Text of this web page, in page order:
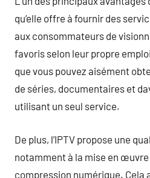
qu’elle offre à fournir des
aux consommateurs de
favoris selon leur propre
que vous pouvez aisément
de séries, documentaires et
utilisant un seul service.
De plus, l’IPTV propose une
notamment à la mise en
compression numérique. Cela